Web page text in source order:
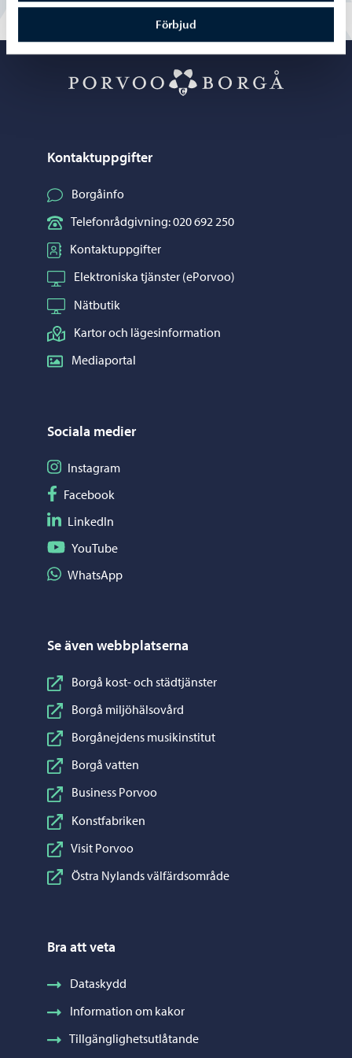
Förbjud
Kontaktuppgifter
Borgåinfo
Telefonrådgivning: 020 692 250
Kontaktuppgifter
Elektroniska tjänster (ePorvoo)
Nätbutik
Kartor och lägesinformation
Mediaportal
Sociala medier
Följ på Instagram
Instagram
Följ på Facebook
Facebook
Följ på LinkedIn
LinkedIn
Följ på YouTube
YouTube
Dela på WhatsApp
WhatsApp
Se även webbplatserna
Borgå kost- och städtjänster
Borgå miljöhälsovård
Borgånejdens musikinstitut
Borgå vatten
Business Porvoo
Konstfabriken
Visit Porvoo
Östra Nylands välfärdsområde
Bra att veta
Dataskydd
Information om kakor
Tillgänglighetsutlåtande